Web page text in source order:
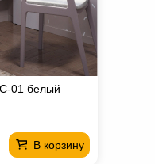
01 белый
В корзину